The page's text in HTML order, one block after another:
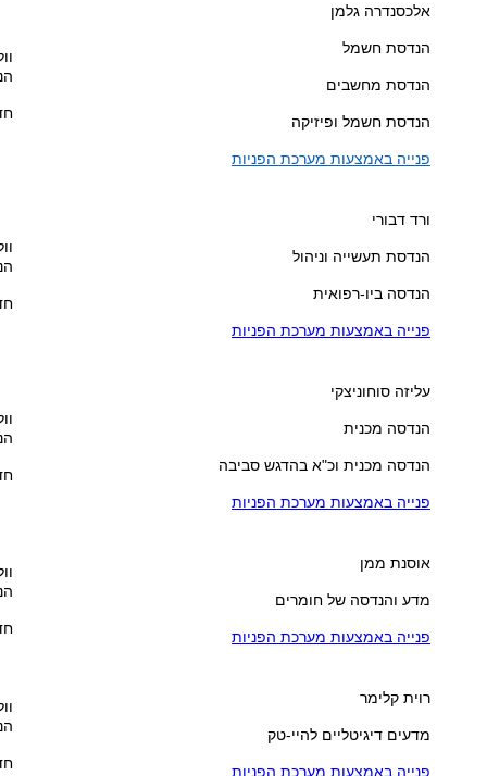
אלכסנדרה גלמן
הנדסת חשמל
הנדסת מחשבים
הנדסת חשמל ופיזיקה
פנייה באמצעות מערכת הפניות
ורד דבורי
הנדסת תעשייה וניהול
הנדסה ביו-רפואית
פנייה באמצעות מערכת הפניות
עליזה סוחוניצקי
הנדסה מכנית
הנדסה מכנית וכ"א בהדגש סביבה
פנייה באמצעות מערכת הפניות
אוסנת ממן
מדע והנדסה של חומרים
פנייה באמצעות מערכת הפניות
רוית קלימר
מדעים דיגיטליים להיי-טק
פנייה באמצעות מערכת הפניות